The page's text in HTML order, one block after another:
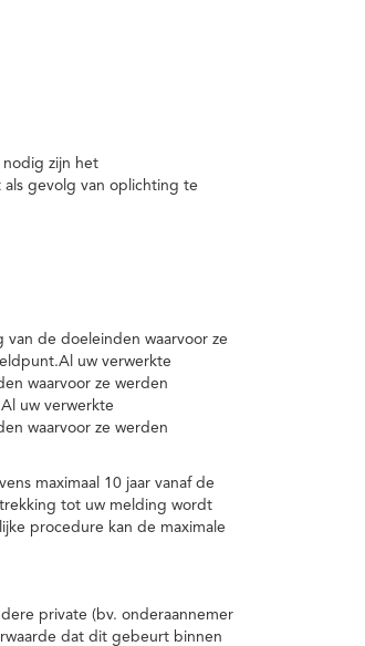
zijn het
gevolg van oplichting te
de doeleinden waarvoor ze
uw verwerkte
waarvoor ze werden
uw verwerkte
waarvoor ze werden
maximaal 10 jaar vanaf de
tot uw melding wordt
procedure kan de maximale
private (bv. onderaannemer
dat dit gebeurt binnen